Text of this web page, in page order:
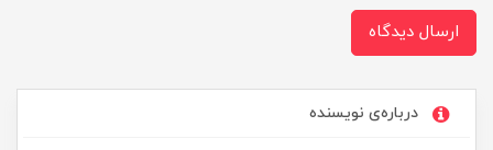
ارسال دیدگاه
درباره‌ی نویسنده